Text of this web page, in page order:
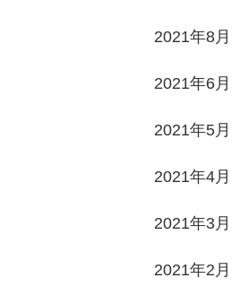
2021年8月
2021年6月
2021年5月
2021年4月
2021年3月
2021年2月